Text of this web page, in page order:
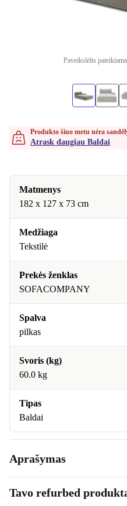
Paveikslėlis
Produkto šiuo metu nėra
Atrask daugiau Baldai
Matmenys
182 x 127 x 73 cm
Medžiaga
Tekstilė
Prekės ženklas
SOFACOMPANY
Spalva
pilkas
Svoris (kg)
60.0 kg
Tipas
Baldai
Aprašymas
Tavo refurbed